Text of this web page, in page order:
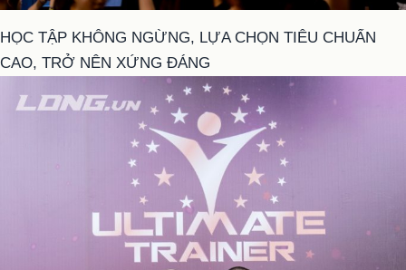
HỌC TẬP KHÔNG NGỪNG, LỰA CHỌN TIÊU CHUẨN
CAO, TRỞ NÊN XỨNG ĐÁNG